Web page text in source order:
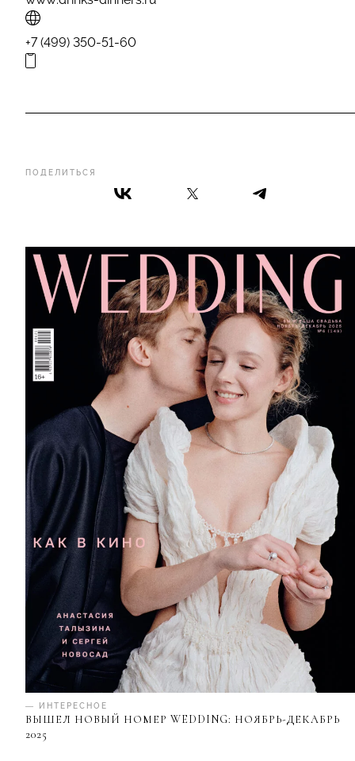
ПОДЕЛИТЬСЯ
— ИНТЕРЕСНОЕ
ВЫШЕЛ НОВЫЙ НОМЕР WEDDING: НОЯБРЬ-ДЕКАБРЬ
2025
+7 (499) 350-51-60